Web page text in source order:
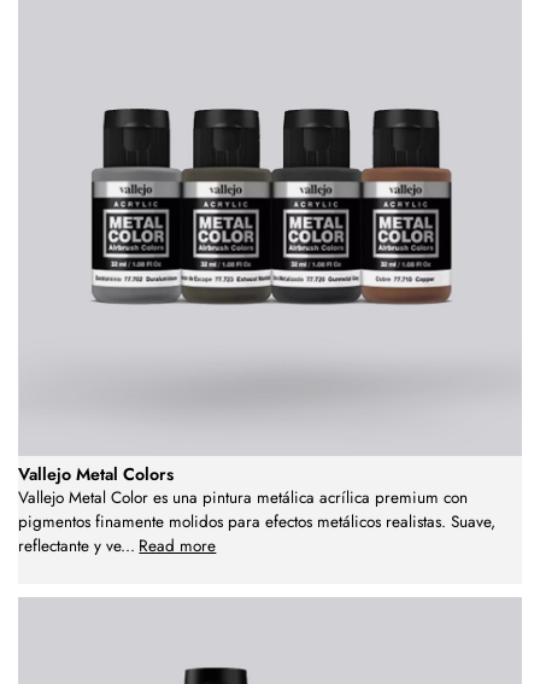
Vallejo Metal Colors
Vallejo Metal Color es una pintura metálica acrílica premium con
pigmentos finamente molidos para efectos metálicos realistas. Suave,
reflectante y ve... Read more